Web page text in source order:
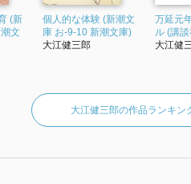
(新
文
個人的な体験 (新潮文
庫 お-9-10 新潮文庫)
大江健三郎
万延元
ル (講
大江健
大江健三郎の作品ランキン